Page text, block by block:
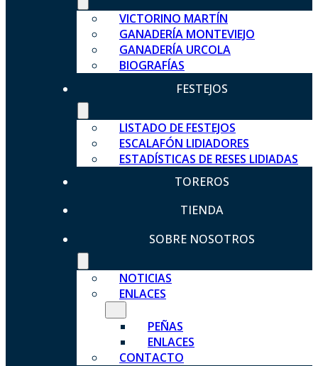
VICTORINO MARTÍN
GANADERÍA MONTEVIEJO
GANADERÍA URCOLA
BIOGRAFÍAS
FESTEJOS
LISTADO DE FESTEJOS
ESCALAFÓN LIDIADORES
ESTADÍSTICAS DE RESES LIDIADAS
TOREROS
TIENDA
SOBRE NOSOTROS
NOTICIAS
ENLACES
PEÑAS
ENLACES
CONTACTO